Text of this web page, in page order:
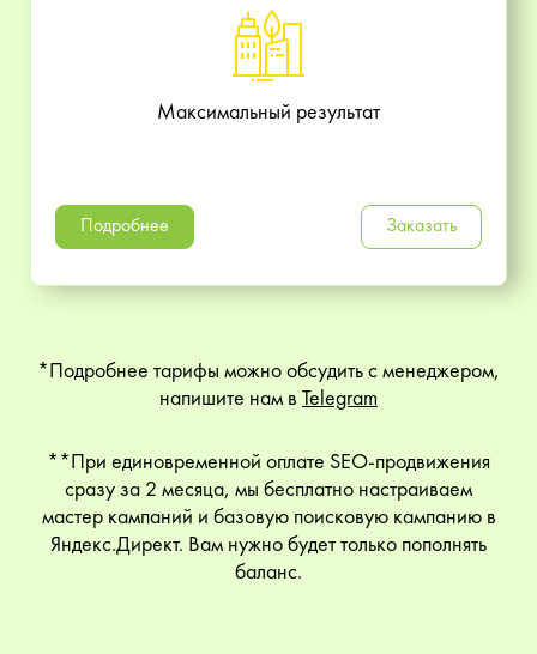
Максимальный результат
Подробнее Заказать
*Подробнее тарифы можно обсудить с менеджером,
напишите нам в Telegram
**При единовременной оплате SEO-продвижения
сразу за 2 месяца, мы бесплатно настраиваем
мастер кампаний и базовую поисковую кампанию в
Яндекс.Директ. Вам нужно будет только пополнять
баланс.